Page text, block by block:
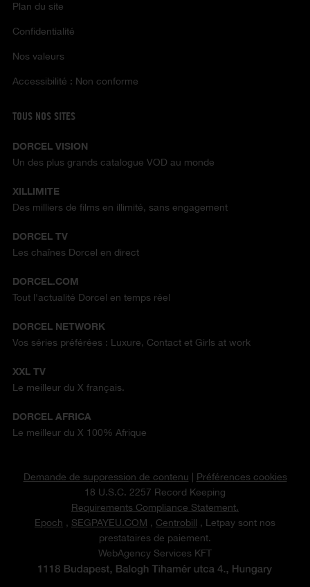
Plan du site
Confidentialité
Nos valeurs
Accessibilité : Non conforme
TOUS NOS SITES
DORCEL VISION
Un des plus grands catalogue VOD au monde
XILLIMITE
Des milliers de films en illimité, sans engagement
DORCEL TV
Les chaînes Dorcel en direct
DORCEL.COM
Tout l'actualité Dorcel en temps réel
DORCEL NETWORK
Vos séries préférées : Luxure, Contact et Girls at work
XXL TV
Le meilleur du X français.
DORCEL AFRICA
Le meilleur du X 100% Afrique
Demande de suppression de contenu
Préférences cookies
18 U.S.C. 2257 Record Keeping
Requirements Compliance Statement.
Epoch , SEGPAYEU.COM , Centrobill , Letpay sont nos
prestataires de paiement.
WebAgency Services KFT